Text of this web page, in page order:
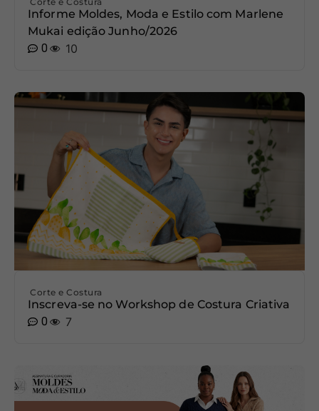
Informe Moldes, Moda e Estilo com Marlene
Mukai edição Junho/2026
0
10
Corte e Costura
Inscreva-se no Workshop de Costura Criativa
0
7